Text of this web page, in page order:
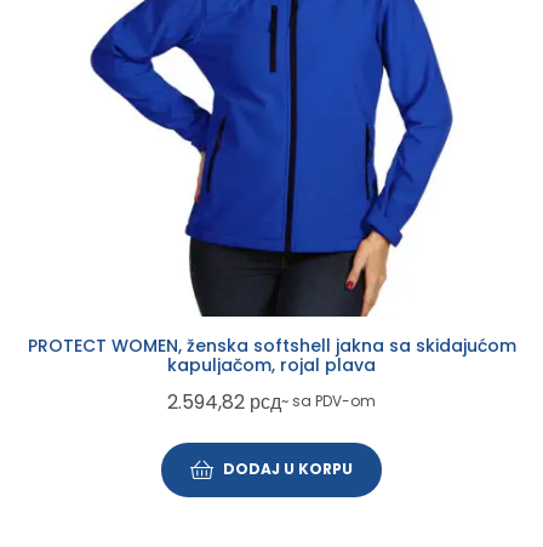
PROTECT WOMEN, ženska softshell jakna sa skidajućom
kapuljačom, rojal plava
2.594,82 рсд~ sa PDV-om
DODAJ U KORPU